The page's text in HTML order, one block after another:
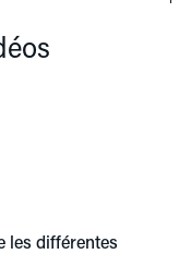
les différentes